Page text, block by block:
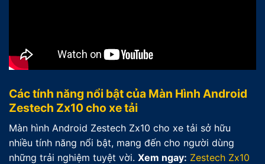
Các tính năng nổi bật của Màn Hình Android
Zestech Zx10 cho xe tải
Màn hình Android Zestech Zx10 cho xe tải sở hữu
nhiều tính năng nổi bật, mang đến cho người dùng
những trải nghiệm tuyệt vời. Xem ngay: Zestech Zx10